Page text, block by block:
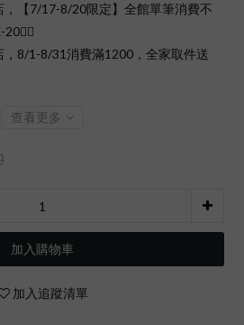
，【7/17-8/20限定】全館單筆消費不
，8/1-8/31消費滿1200，全家取件送
查看更多
加入購物車
加入追蹤清單